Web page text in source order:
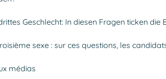
Geschlecht: In diesen Fragen ticken
sexe : sur ces questions, les
médias